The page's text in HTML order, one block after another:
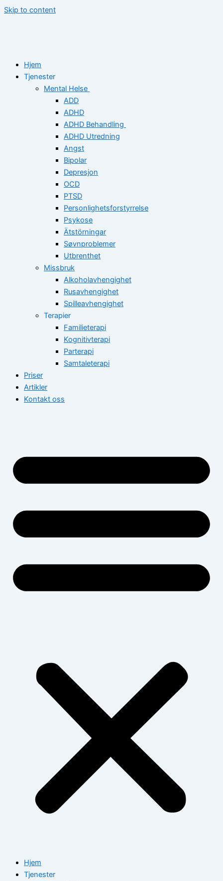
Skip to content
Hjem
Tjenester
Mental Helse
ADD
ADHD
ADHD Behandling
ADHD Utredning
Angst
Bipolar
Depresjon
OCD
PTSD
Personlighetsforstyrrelse
Psykose
Ätstörningar
Søvnproblemer
Utbrenthet
Missbruk
Alkoholavhengighet
Rusavhengighet
Spilleavhengighet
Terapier
Familieterapi
Kognitivterapi
Parterapi
Samtaleterapi
Priser
Artikler
Kontakt oss
Hjem
Tjenester